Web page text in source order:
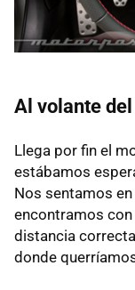
Al volante del
Llega por fin el
estábamos
Nos sentamos
encontramos con
distancia
donde